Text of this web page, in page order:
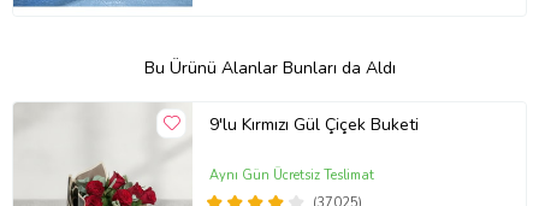
Bu Ürünü Alanlar Bunları da Aldı
9'lu Kırmızı Gül Çiçek Buketi
Aynı Gün Ücretsiz Teslimat